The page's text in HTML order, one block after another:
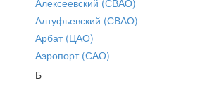
Алтуфьевский (СВАО)
Арбат (ЦАО)
Аэропорт (САО)
Б